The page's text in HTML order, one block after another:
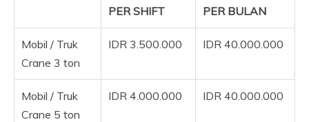
PER SHIFT
PER BULAN
Mobil / Truk
Crane 3 ton
IDR 3.500.000 IDR 40.000.000
Mobil / Truk
Crane 5 ton
IDR 4.000.000 IDR 40.000.000